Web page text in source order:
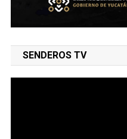
SENDEROS TV